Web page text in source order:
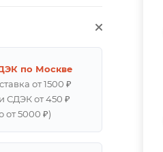
по Москве
от 1500 ₽
СДЭК от 450 ₽
от 5000 ₽)